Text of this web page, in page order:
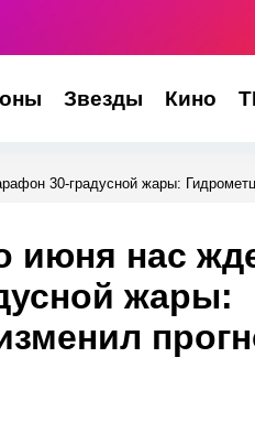
Звезды Кино
30-градусной жары:
июня нас
жары: